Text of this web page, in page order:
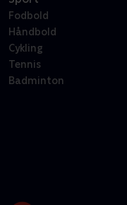
Fodbold
Håndbold
Cykling
Tennis
Badminton